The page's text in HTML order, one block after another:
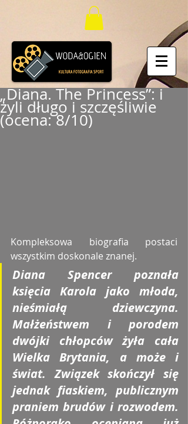
„Diana. The Princess”: i
żyli długo i szczęśliwie
(ocena: 8/10)
Kompleksowa biografia postaci
wszystkim doskonale znanej.
Diana Spencer poznała
księcia Karola jako młoda,
nieśmiałą dziewczyna.
Małżeństwem i porodem
dwójki chłopców żyła cała
Wielka Brytania, a może i
świat. Związek skończył się
jednak fiaskiem, publicznym
praniem brudów i rozwodem.